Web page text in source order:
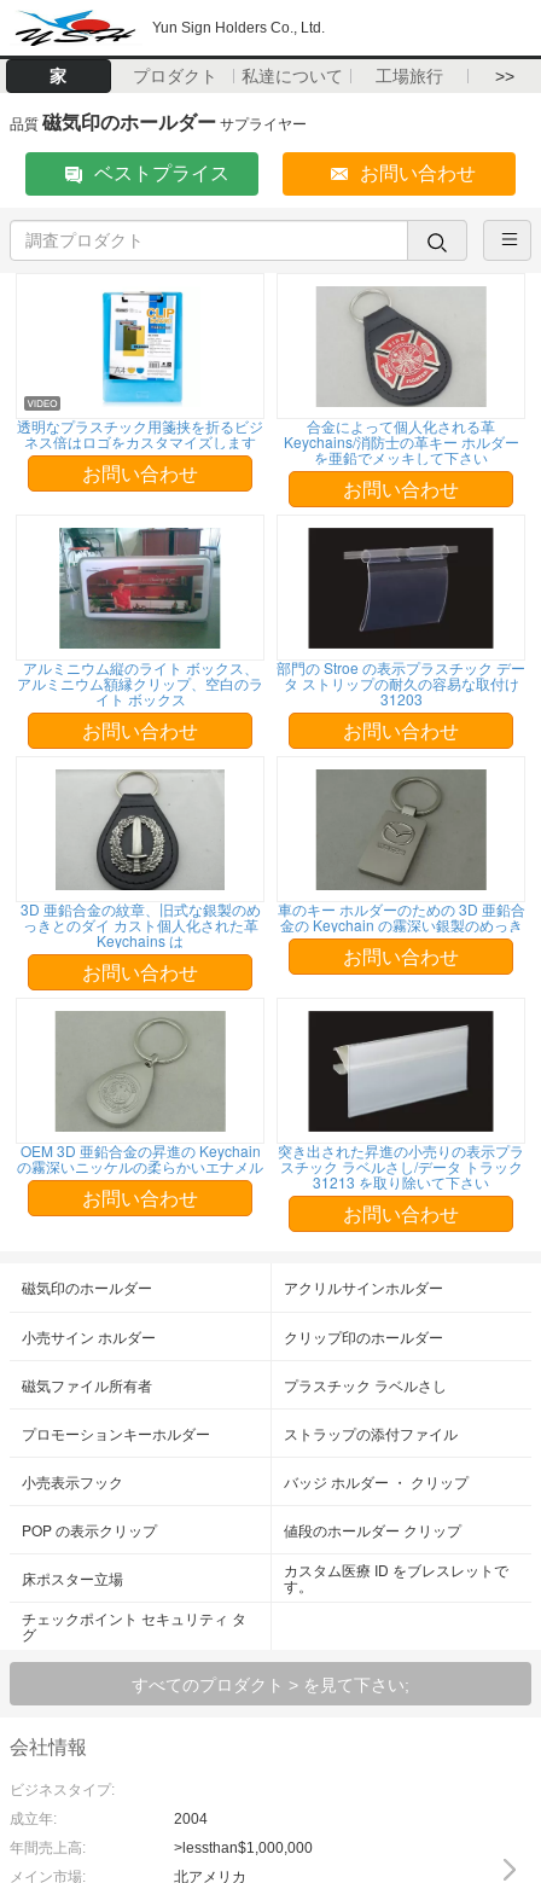
Yun Sign Holders Co., Ltd.
家 プロダクト 私達について 工場旅行 >>
品質 磁気印のホールダー サプライヤー
ベストプライス お問い合わせ
透明なプラスチック用箋挟を折るビジ
ネス倍はロゴをカスタマイズします
お問い合わせ
合金によって個人化される革
Keychains/消防士の革キー ホルダー
を亜鉛でメッキして下さい
お問い合わせ
アルミニウム縦のライト ボックス、
アルミニウム額縁クリップ、空白のラ
イト ボックス
お問い合わせ
部門の Stroe の表示プラスチック デー
タ ストリップの耐久の容易な取付け
31203
お問い合わせ
3D 亜鉛合金の紋章、旧式な銀製のめ
っきとのダイ カスト個人化された革
Keychains は
お問い合わせ
車のキー ホルダーのための 3D 亜鉛合
金の Keychain の霧深い銀製のめっき
お問い合わせ
OEM 3D 亜鉛合金の昇進の Keychain
の霧深いニッケルの柔らかいエナメル
お問い合わせ
突き出された昇進の小売りの表示プラ
スチック ラベルさし/データ トラック
31213 を取り除いて下さい
お問い合わせ
磁気印のホールダー アクリルサインホルダー
小売サイン ホルダー クリップ印のホールダー
磁気ファイル所有者 プラスチック ラベルさし
プロモーションキーホルダー ストラップの添付ファイル
小売表示フック バッジ ホルダー ・ クリップ
POP の表示クリップ 値段のホールダー クリップ
床ポスター立場 カスタム医療 ID をブレスレットで
す。
チェックポイント セキュリティ タ
グ
すべてのプロダクト > を見て下さい;
会社情報
ビジネスタイプ:
成立年:
2004
年間売上高:
>lessthan$1,000,000
メイン市場:
北アメリカ